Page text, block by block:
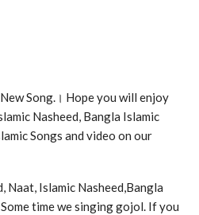
Song.। Hope you will enjoy
Nasheed, Bangla Islamic
Songs and video on our
Naat, Islamic Nasheed,Bangla
time we singing gojol. If you